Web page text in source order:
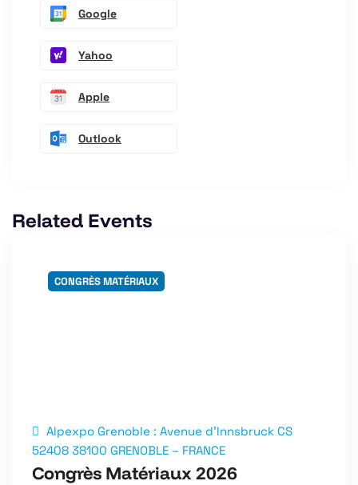
Google
Yahoo
Apple
Outlook
Related Events
CONGRÈS MATÉRIAUX
Alpexpo Grenoble : Avenue d’Innsbruck CS
52408 38100 GRENOBLE – FRANCE
Congrès Matériaux 2026